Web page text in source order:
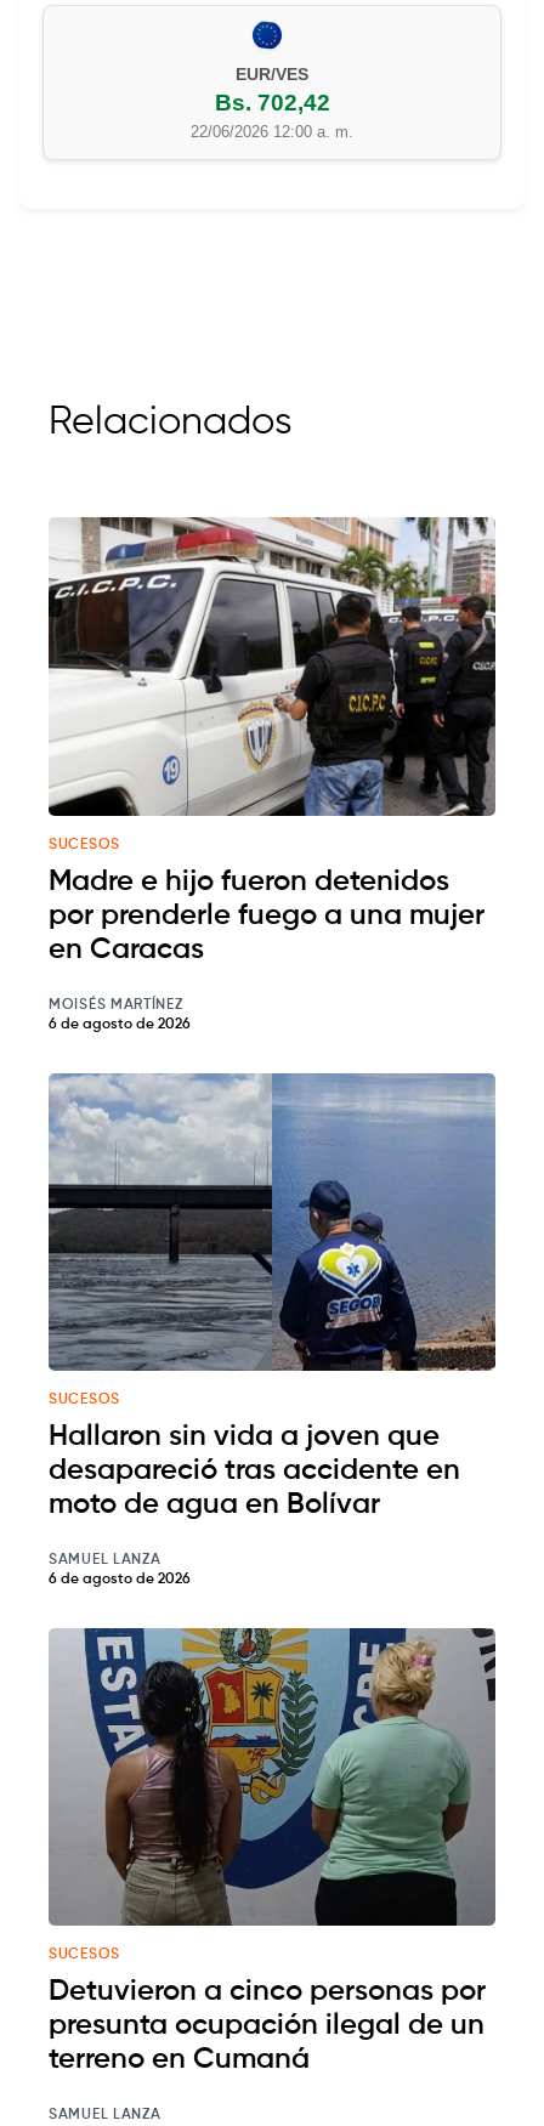
EUR/VES
Bs. 702,42
22/06/2026 12:00 a. m.
Relacionados
SUCESOS
Madre e hijo fueron detenidos
por prenderle fuego a una mujer
en Caracas
MOISÉS MARTÍNEZ
6 de agosto de 2026
SUCESOS
Hallaron sin vida a joven que
desapareció tras accidente en
moto de agua en Bolívar
SAMUEL LANZA
6 de agosto de 2026
SUCESOS
Detuvieron a cinco personas por
presunta ocupación ilegal de un
terreno en Cumaná
SAMUEL LANZA